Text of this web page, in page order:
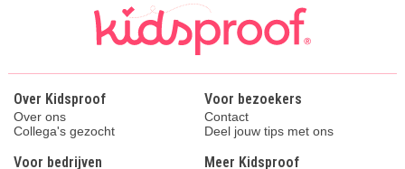
Over Kidsproof
Over ons
Collega's gezocht
Voor bezoekers
Contact
Deel jouw tips met ons
Voor bedrijven Meer Kidsproof